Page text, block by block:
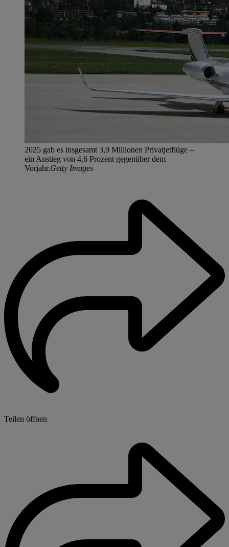
2025 gab es insgesamt 3,9 Millionen Privatjetflüge –
ein Anstieg von 4,6 Prozent gegenüber dem
Vorjahr.Getty Images
Teilen öffnen